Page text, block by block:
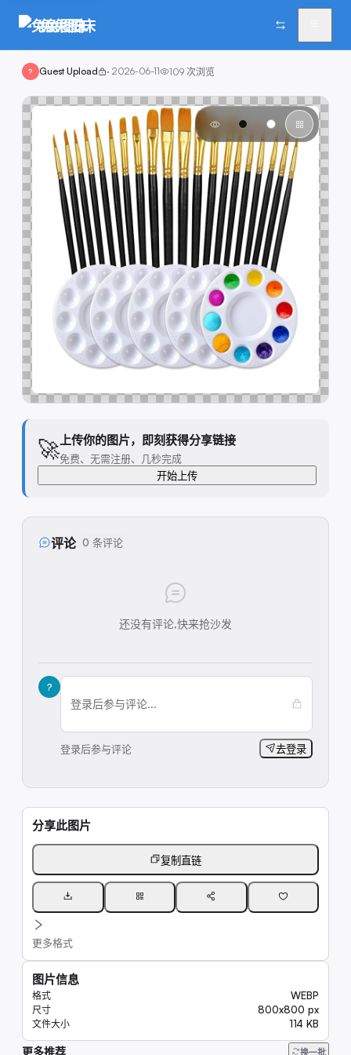
兔兔图床
? Guest Upload · 2026-06-11 109 次浏览
🚀上传你的图片，即刻获得分享链接
免费、无需注册、几秒完成
开始上传
评论 0 条评论
还没有评论,快来抢沙发
?
登录后参与评论...
登录后参与评论 去登录
分享此图片
复制直链
更多格式
图片信息
格式 WEBP
尺寸 800x800 px
文件大小 114 KB
更多推荐 换一批
11K